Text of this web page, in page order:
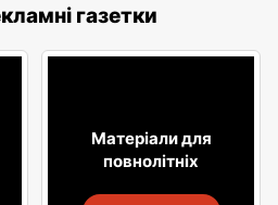
газетки
Матеріали для
повнолітніх